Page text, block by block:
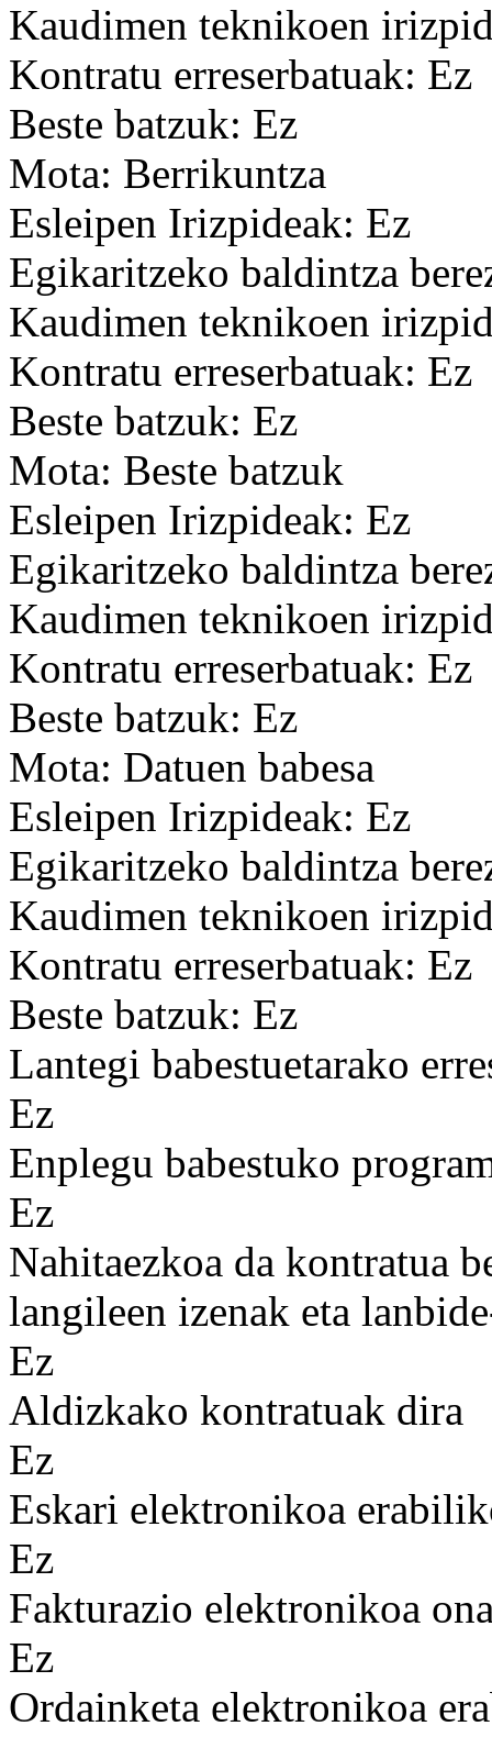
Kaudimen teknikoen
Kontratu erreserbatuak: Ez
Beste batzuk: Ez
Mota: Berrikuntza
Esleipen Irizpideak: Ez
Egikaritzeko baldintza
Kaudimen teknikoen
Kontratu erreserbatuak: Ez
Beste batzuk: Ez
Mota: Beste batzuk
Esleipen Irizpideak: Ez
Egikaritzeko baldintza
Kaudimen teknikoen
Kontratu erreserbatuak: Ez
Beste batzuk: Ez
Mota: Datuen babesa
Esleipen Irizpideak: Ez
Egikaritzeko baldintza
Kaudimen teknikoen
Kontratu erreserbatuak: Ez
Beste batzuk: Ez
Lantegi babestuetarako
Ez
Enplegu babestuko
Ez
Nahitaezkoa da kontratua
langileen izenak eta
Ez
Aldizkako kontratuak dira
Ez
Eskari elektronikoa
Ez
Fakturazio elektronikoa
Ez
Ordainketa elektronikoa